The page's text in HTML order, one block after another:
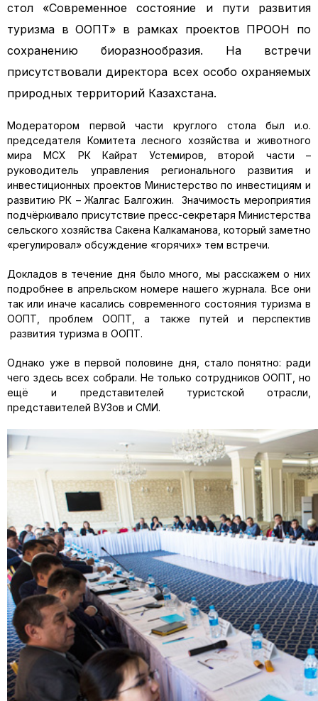
стол «Современное состояние и пути развития
туризма в ООПТ» в рамках проектов ПРООН по
сохранению биоразнообразия. На встречи
присутствовали директора всех особо охраняемых
природных территорий Казахстана.
Модератором первой части круглого стола был и.о.
председателя Комитета лесного хозяйства и животного
мира МСХ РК Кайрат Устемиров, второй части –
руководитель управления регионального развития и
инвестиционных проектов Министерство по инвестициям и
развитию РК – Жалгас Балгожин. Значимость мероприятия
подчёркивало присутствие пресс-секретаря Министерства
сельского хозяйства Сакена Калкаманова, который заметно
«регулировал» обсуждение «горячих» тем встречи.
Докладов в течение дня было много, мы расскажем о них
подробнее в апрельском номере нашего журнала. Все они
так или иначе касались современного состояния туризма в
ООПТ, проблем ООПТ, а также путей и перспектив
развития туризма в ООПТ.
Однако уже в первой половине дня, стало понятно: ради
чего здесь всех собрали. Не только сотрудников ООПТ, но
ещё и представителей туристской отрасли,
представителей ВУЗов и СМИ.